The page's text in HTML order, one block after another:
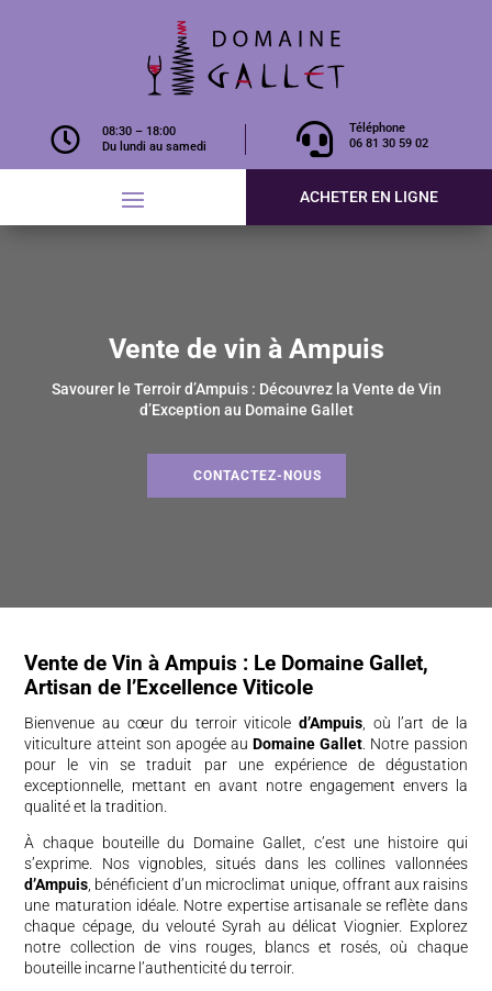

08:30 – 18:00
Du lundi au samedi

Téléphone
06 81 30 59 02
ACHETER EN LIGNE
Vente de vin à Ampuis
Savourer le Terroir d’Ampuis : Découvrez la Vente de Vin
d’Exception au Domaine Gallet
CONTACTEZ-NOUS
Vente de Vin à Ampuis : Le Domaine Gallet,
Artisan de l’Excellence Viticole
Bienvenue au cœur du terroir viticoled’Ampuis , où l’art de la
viticulture atteint son apogée auDomaine Gallet . Notre passion
pour le vin se traduit par une expérience de dégustation
exceptionnelle, mettant en avant notre engagement envers la
qualité et la tradition.
À chaque bouteille du Domaine Gallet, c’est une histoire qui
s’exprime. Nos vignobles, situés dans les collines vallonnées
d’Ampuis , bénéficient d’un microclimat unique, offrant aux raisins
une maturation idéale. Notre expertise artisanale se reflète dans
chaque cépage, du velouté Syrah au délicat Viognier. Explorez
notre collection de vins rouges, blancs et rosés, où chaque
bouteille incarne l’authenticité du terroir.